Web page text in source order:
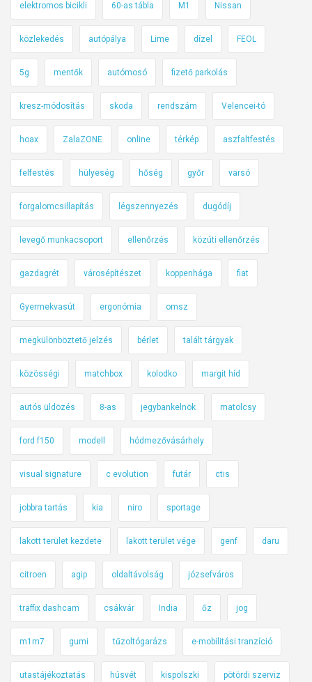
elektromos bicikli 60-as tábla M1 Nissan
közlekedés autópálya Lime dízel FEOL
5g mentők autómosó fizető parkolás
kresz-módosítás skoda rendszám Velencei-tó
hoax ZalaZONE online térkép aszfaltfestés
felfestés hülyeség hőség győr varsó
forgalomcsillapítás légszennyezés dugódíj
levegő munkacsoport ellenőrzés közúti ellenőrzés
gazdagrét városépítészet koppenhága fiat
Gyermekvasút ergonómia omsz
megkülönböztető jelzés bérlet talált tárgyak
közösségi matchbox kolodko margit híd
autós üldözés 8-as jegybankelnök matolcsy
ford f150 modell hódmezővásárhely
visual signature c evolution futár ctis
jobbra tartás kia niro sportage
lakott terület kezdete lakott terület vége genf daru
citroen agip oldaltávolság józsefváros
traffix dashcam csákvár India őz jog
m1m7 gumi tűzoltógarázs e-mobilitási tranzíció
utastájékoztatás húsvét kispolszki pötördi szerviz